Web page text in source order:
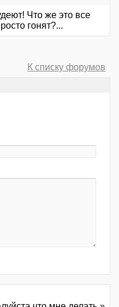
Что же это все
гонят?...
К списку форумов